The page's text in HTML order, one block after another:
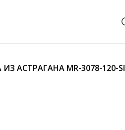
АСТРАГАНА MR-3078-120-SI